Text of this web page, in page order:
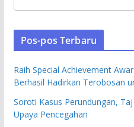
Pos-pos Terbaru
Raih Special Achievement
Berhasil Hadirkan Terobosan
Soroti Kasus Perundungan,
Upaya Pencegahan